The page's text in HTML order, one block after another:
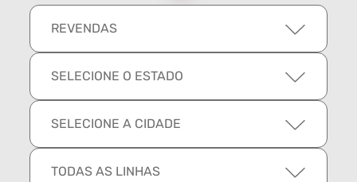
REVENDAS
SELECIONE O ESTADO
SELECIONE A CIDADE
TODAS AS LINHAS